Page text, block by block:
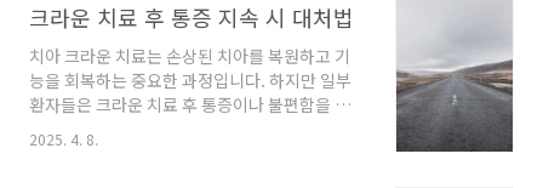
다. 따라서 가산점 자격증 취득을 미리 준비하는
것이 좋습니..
글에서는 여름 제철 과일의 종류와 그 효능, 그리
아보겠습니다.여름 제철 과일의 대표적인 종류여
름철에 자주 소비되는 과일들은 각기 다른 영양
소와 효능을 지니고 있습니다. 여름 제철 과일의
대표주자 몇 가지를 소개하겠습니다.수박: 수박
크라운 치료 후 통증 지속 시 대처법
치아 크라운 치료는 손상된 치아를 복원하고 기
능을 회복하는 중요한 과정입니다. 하지만 일부
환자들은 크라운 치료 후 통증이나 불편함을 경
험할 수 있습니다. 이러한 경우에는 적절한 대처
법을 알고 있는 것이 중요합니다. 이번 글에서는
2025. 4. 8.